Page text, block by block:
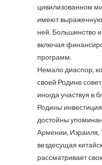
цивилизованном
имеют
ней. Большинство
включая
программ.
Немало диаспор,
своей Родине
иногда участвуя в
Родины
достойны
Армении, Израиля,
вездесущая
рассматривает